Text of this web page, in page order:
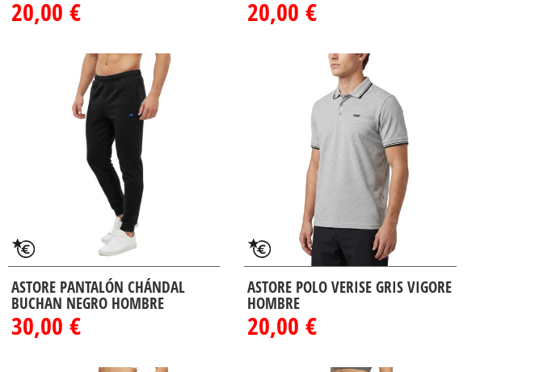
20,00 € 20,00 €
ASTORE PANTALÓN CHÁNDAL
BUCHAN NEGRO HOMBRE
30,00 €
ASTORE POLO VERISE GRIS VIGORE
HOMBRE
20,00 €